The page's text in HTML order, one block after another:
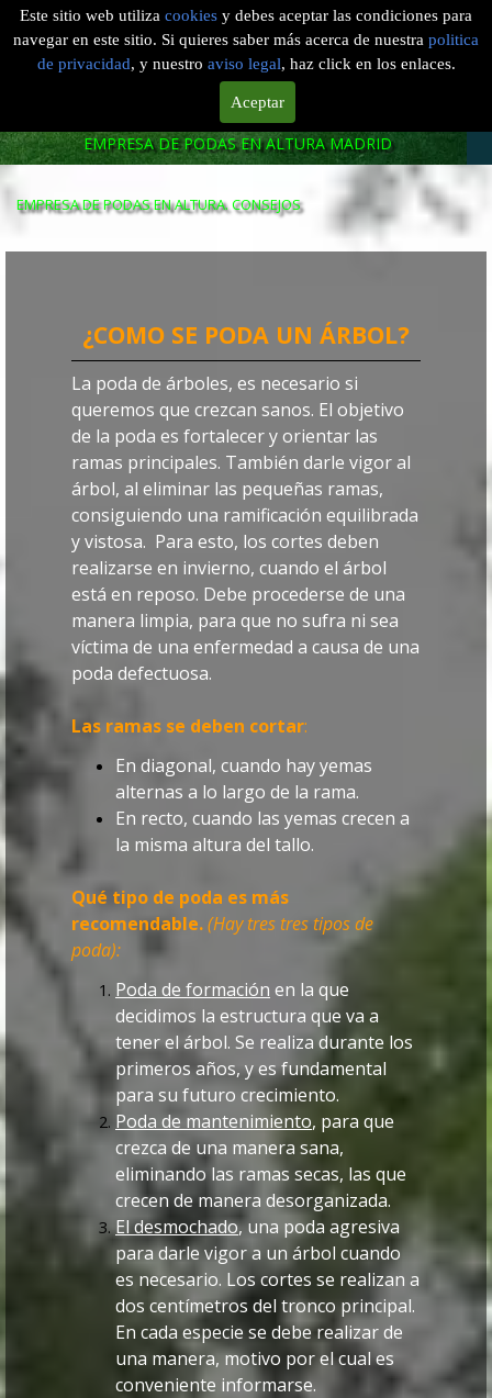
Este sitio web utiliza cookies y debes aceptar las condiciones para
navegar en este sitio. Si quieres saber más acerca de nuestra politica
de privacidad, y nuestro aviso legal, haz click en los enlaces.
Aceptar
TALA Y PODA EN ALTURA MADRID
Madrid
601 904 866
EMPRESA DE PODAS EN ALTURA MADRID
EMPRESA DE PODAS EN ALTURA. CONSEJOS
¿COMO SE PODA UN ÁRBOL?
La poda de árboles, es necesario si
queremos que crezcan sanos. El objetivo
de la poda es fortalecer y orientar las
ramas principales. También darle vigor al
árbol, al eliminar las pequeñas ramas,
consiguiendo una ramificación equilibrada
y vistosa. Para esto, los cortes deben
realizarse en invierno, cuando el árbol
está en reposo. Debe procederse de una
manera limpia, para que no sufra ni sea
víctima de una enfermedad a causa de una
poda defectuosa.
Las ramas se deben cortar:
En diagonal, cuando hay yemas
alternas a lo largo de la rama.
En recto, cuando las yemas crecen a
la misma altura del tallo.
Qué tipo de poda es más
recomendable.(Haytres tres tipos de
poda):
Poda de formación en la que
decidimos la estructura que va a
tener el árbol. Se realiza durante los
primeros años, y es fundamental
para su futuro crecimiento.
Poda de mantenimiento, para que
crezca de una manera sana,
eliminando las ramas secas, las que
crecen de manera desorganizada.
El desmochado, una poda agresiva
para darle vigor a un árbol cuando
es necesario. Los cortes se realizan a
dos centímetros del tronco principal.
En cada especie se debe realizar de
una manera, motivo por el cual es
conveniente informarse.